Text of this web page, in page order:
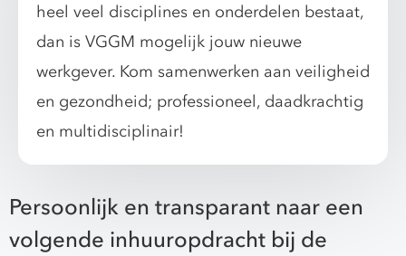
heel veel disciplines en onderdelen bestaat,
dan is VGGM mogelijk jouw nieuwe
werkgever. Kom samenwerken aan veiligheid
en gezondheid; professioneel, daadkrachtig
en multidisciplinair!
Persoonlijk en transparant naar een
volgende inhuuropdracht bij de